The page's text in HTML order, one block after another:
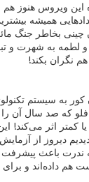
این ویروس
همیشه
چینی بخاطر جنگ
نگران بکند!
به سیستم
فلو که صد سال آن
هم هر سال ۶۰٪ یا
دیروز از
ندرت باعث
داده‌اند و برای